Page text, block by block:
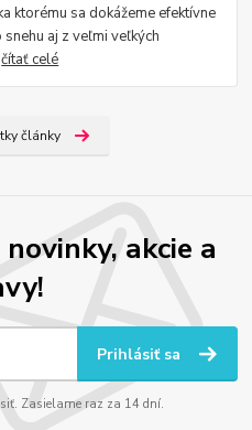
ktorému sa dokážeme efektívne
aj z veľmi veľkých
čítať celé
články
akcie a
Prihlásiť sa
Zasielame raz za 14 dní.